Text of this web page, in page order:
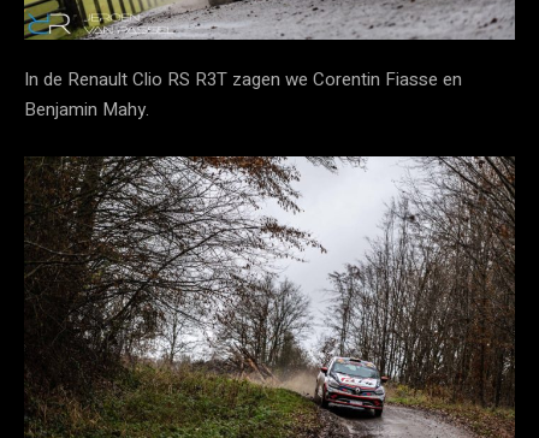
In de Renault Clio RS R3T zagen we Corentin Fiasse en
Benjamin Mahy.